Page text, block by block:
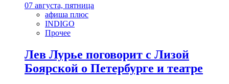
07 августа, пятница
афиша плюс
INDIGO
Прочее
Лев Лурье поговорит с Лизой
Боярской о Петербурге и театре